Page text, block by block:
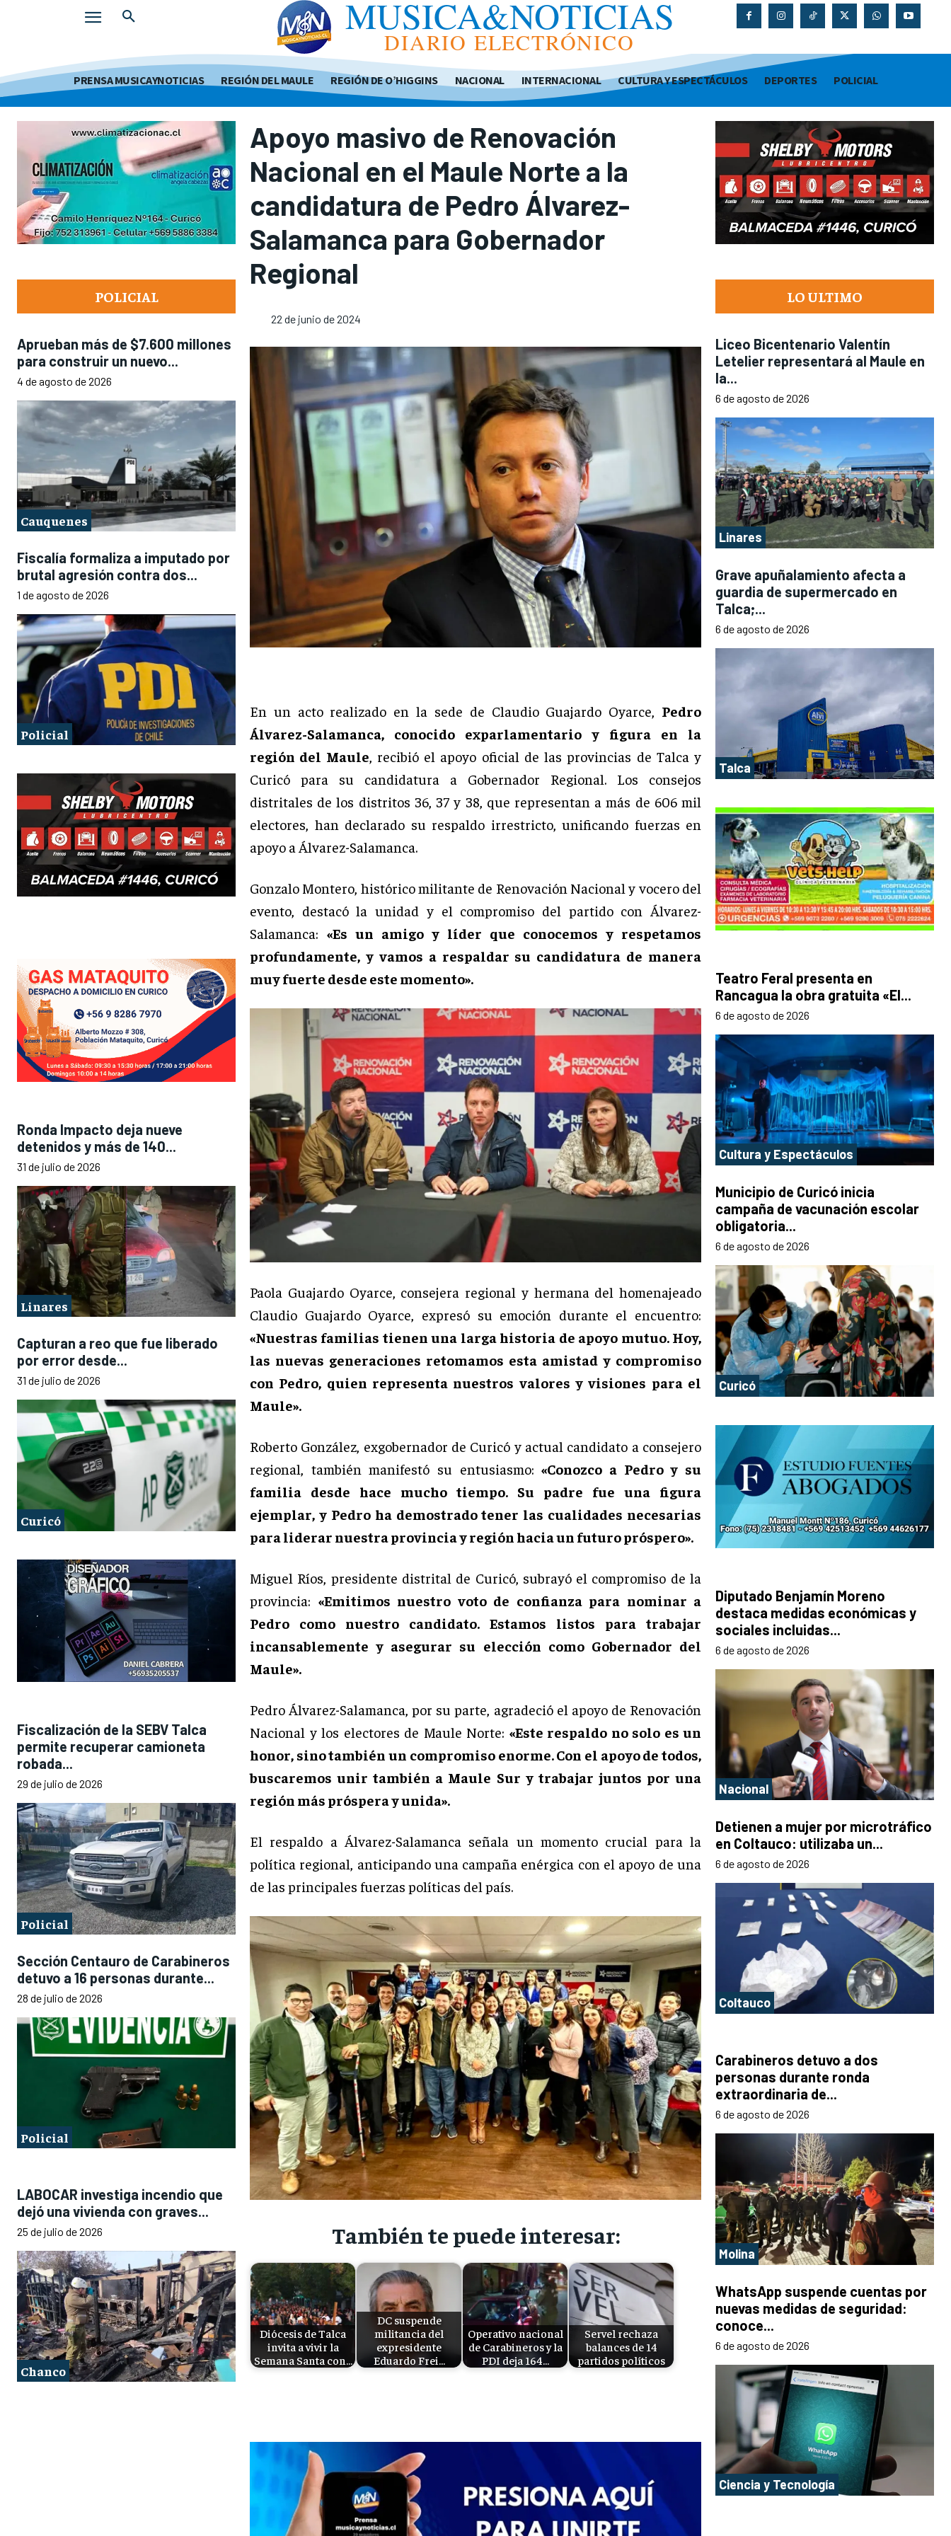
MUSICA&NOTICIAS
DIARIO ELECTRÓNICO
PRENSA MUSICAYNOTICIAS REGIÓN DEL MAULE REGIÓN DE O’HIGGINS NACIONAL INTERNACIONAL CULTURA Y ESPECTÁCULOS DEPORTES POLICIAL
POLICIAL
Aprueban más de $7.600 millones
para construir un nuevo...
4 de agosto de 2026
Cauquenes
Fiscalía formaliza a imputado por
brutal agresión contra dos...
1 de agosto de 2026
Policial
Ronda Impacto deja nueve
detenidos y más de 140...
31 de julio de 2026
Linares
Capturan a reo que fue liberado
por error desde...
31 de julio de 2026
Curicó
Fiscalización de la SEBV Talca
permite recuperar camioneta
robada...
29 de julio de 2026
Policial
Sección Centauro de Carabineros
detuvo a 16 personas durante...
28 de julio de 2026
Policial
LABOCAR investiga incendio que
dejó una vivienda con graves...
25 de julio de 2026
Chanco
Apoyo masivo de Renovación
Nacional en el Maule Norte a la
candidatura de Pedro Álvarez-
Salamanca para Gobernador
Regional
22 de junio de 2024
En un acto realizado en la sede de Claudio Guajardo Oyarce, Pedro
Álvarez-Salamanca, conocido exparlamentario y figura en la
región del Maule, recibió el apoyo oficial de las provincias de Talca y
Curicó para su candidatura a Gobernador Regional. Los consejos
distritales de los distritos 36, 37 y 38, que representan a más de 606 mil
electores, han declarado su respaldo irrestricto, unificando fuerzas en
apoyo a Álvarez-Salamanca.
Gonzalo Montero, histórico militante de Renovación Nacional y vocero del
evento, destacó la unidad y el compromiso del partido con Álvarez-
Salamanca: «Es un amigo y líder que conocemos y respetamos
profundamente, y vamos a respaldar su candidatura de manera
muy fuerte desde este momento».
Paola Guajardo Oyarce, consejera regional y hermana del homenajeado
Claudio Guajardo Oyarce, expresó su emoción durante el encuentro:
«Nuestras familias tienen una larga historia de apoyo mutuo. Hoy,
las nuevas generaciones retomamos esta amistad y compromiso
con Pedro, quien representa nuestros valores y visiones para el
Maule».
Roberto González, exgobernador de Curicó y actual candidato a consejero
regional, también manifestó su entusiasmo:«Conozco a Pedro y su
familia desde hace mucho tiempo. Su padre fue una figura
ejemplar, y Pedro ha demostrado tener las cualidades necesarias
para liderar nuestra provincia y región hacia un futuro próspero».
Miguel Ríos, presidente distrital de Curicó, subrayó el compromiso de la
provincia: «Emitimos nuestro voto de confianza para nominar a
Pedro como nuestro candidato. Estamos listos para trabajar
incansablemente y asegurar su elección como Gobernador del
Maule».
Pedro Álvarez-Salamanca, por su parte, agradeció el apoyo de Renovación
Nacional y los electores de Maule Norte: «Este respaldo no solo es un
honor, sino también un compromiso enorme. Con el apoyo de todos,
buscaremos unir también a Maule Sur y trabajar juntos por una
región más próspera y unida».
El respaldo a Álvarez-Salamanca señala un momento crucial para la
política regional, anticipando una campaña enérgica con el apoyo de una
de las principales fuerzas políticas del país.
También te puede interesar:
Diócesis de Talca
invita a vivir la
Semana Santa con…
DC suspende
militancia del
expresidente
Eduardo Frei…
Operativo nacional
de Carabineros y la
PDI deja 164…
Servel rechaza
balances de 14
partidos políticos
LO ULTIMO
Liceo Bicentenario Valentín
Letelier representará al Maule en
la...
6 de agosto de 2026
Linares
Grave apuñalamiento afecta a
guardia de supermercado en
Talca;...
6 de agosto de 2026
Talca
Teatro Feral presenta en
Rancagua la obra gratuita «El...
6 de agosto de 2026
Cultura y Espectáculos
Municipio de Curicó inicia
campaña de vacunación escolar
obligatoria...
6 de agosto de 2026
Curicó
Diputado Benjamín Moreno
destaca medidas económicas y
sociales incluidas...
6 de agosto de 2026
Nacional
Detienen a mujer por microtráfico
en Coltauco: utilizaba un...
6 de agosto de 2026
Coltauco
Carabineros detuvo a dos
personas durante ronda
extraordinaria de...
6 de agosto de 2026
Molina
WhatsApp suspende cuentas por
nuevas medidas de seguridad:
conoce...
6 de agosto de 2026
Ciencia y Tecnología